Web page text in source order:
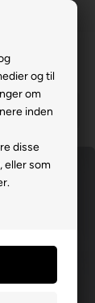
og til
om
inden
disse
eller som